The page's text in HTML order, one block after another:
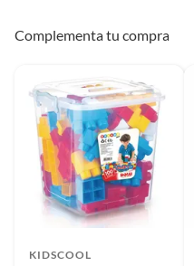
Complementa tu compra
KIDSCOOL